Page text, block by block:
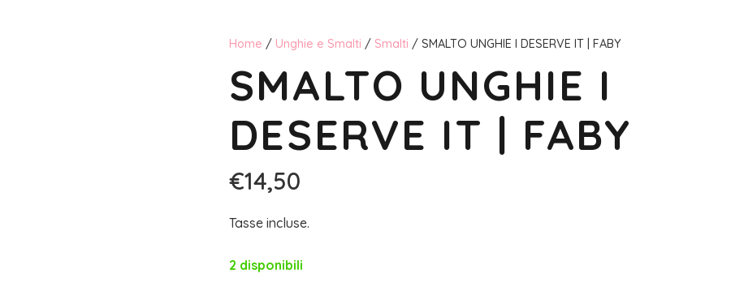
Home / Unghie e Smalti / Smalti / SMALTO UNGHIE I DESERVE IT | FABY
SMALTO UNGHIE I
DESERVE IT | FABY
€14,50
Tasse incluse.
2 disponibili